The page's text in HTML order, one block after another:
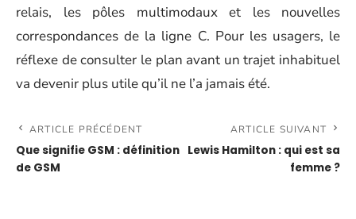
relais, les pôles multimodaux et les nouvelles
correspondances de la ligne C. Pour les usagers, le
réflexe de consulter le plan avant un trajet inhabituel
va devenir plus utile qu’il ne l’a jamais été.
ARTICLE PRÉCÉDENT
Que signifie GSM : définition
de GSM
ARTICLE SUIVANT
Lewis Hamilton : qui est sa
femme ?